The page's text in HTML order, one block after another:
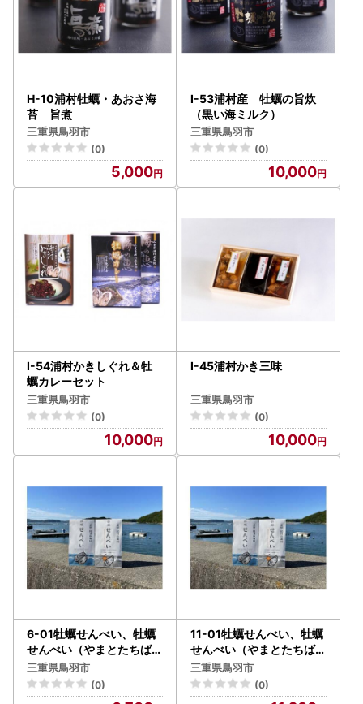
H-10浦村牡蠣・あおさ海
苔 旨煮
三重県鳥羽市
(0)
5,000
I-53浦村産 牡蠣の旨炊
（黒い海ミルク）
三重県鳥羽市
(0)
10,000
I-54浦村かきしぐれ＆牡
蠣カレーセット
三重県鳥羽市
(0)
10,000
I-45浦村かき三味
三重県鳥羽市
(0)
10,000
6-01牡蠣せんべい、牡蠣
せんべい（やまとたちばな
味）2袋入り
三重県鳥羽市
(0)
11-01牡蠣せんべい、牡蠣
せんべい（やまとたちばな
味）4袋入り
三重県鳥羽市
(0)